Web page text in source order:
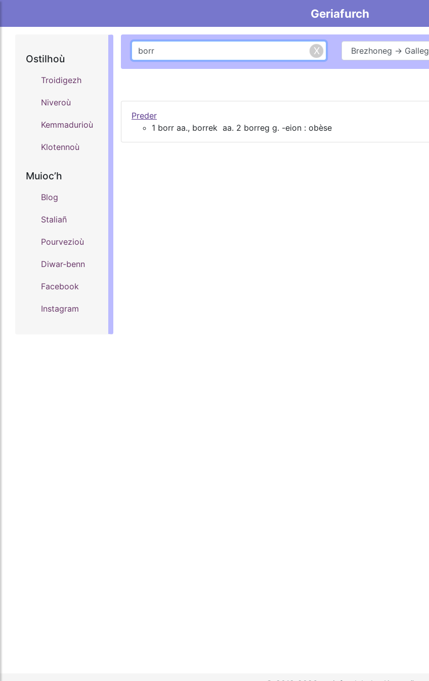
Geriafurch
Ostilhoù
Troidigezh
Niveroù
Kemmadurioù
Klotennoù
Muiocʼh
Blog
Staliañ
Pourvezioù
Diwar-benn
Facebook
Instagram
Brezhoneg → Galleg
Preder
1 borr aa., borrek aa. 2 borreg g. -eion : obèse